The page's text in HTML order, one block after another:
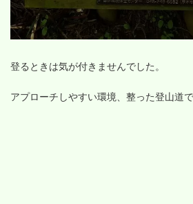
登るときは気が付きませんでした。
アプローチしやすい環境、整った登山道